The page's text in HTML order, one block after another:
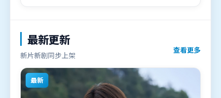
最新更新
新片新剧同步上架
查看更多
最新